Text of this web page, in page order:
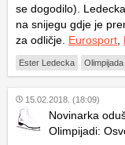
se dogodilo).
na snijegu gdje je
za odličje. Eurosport
Ester Ledecka
15.02.2018. (18:09)
Novinarka
Olimpijadi: